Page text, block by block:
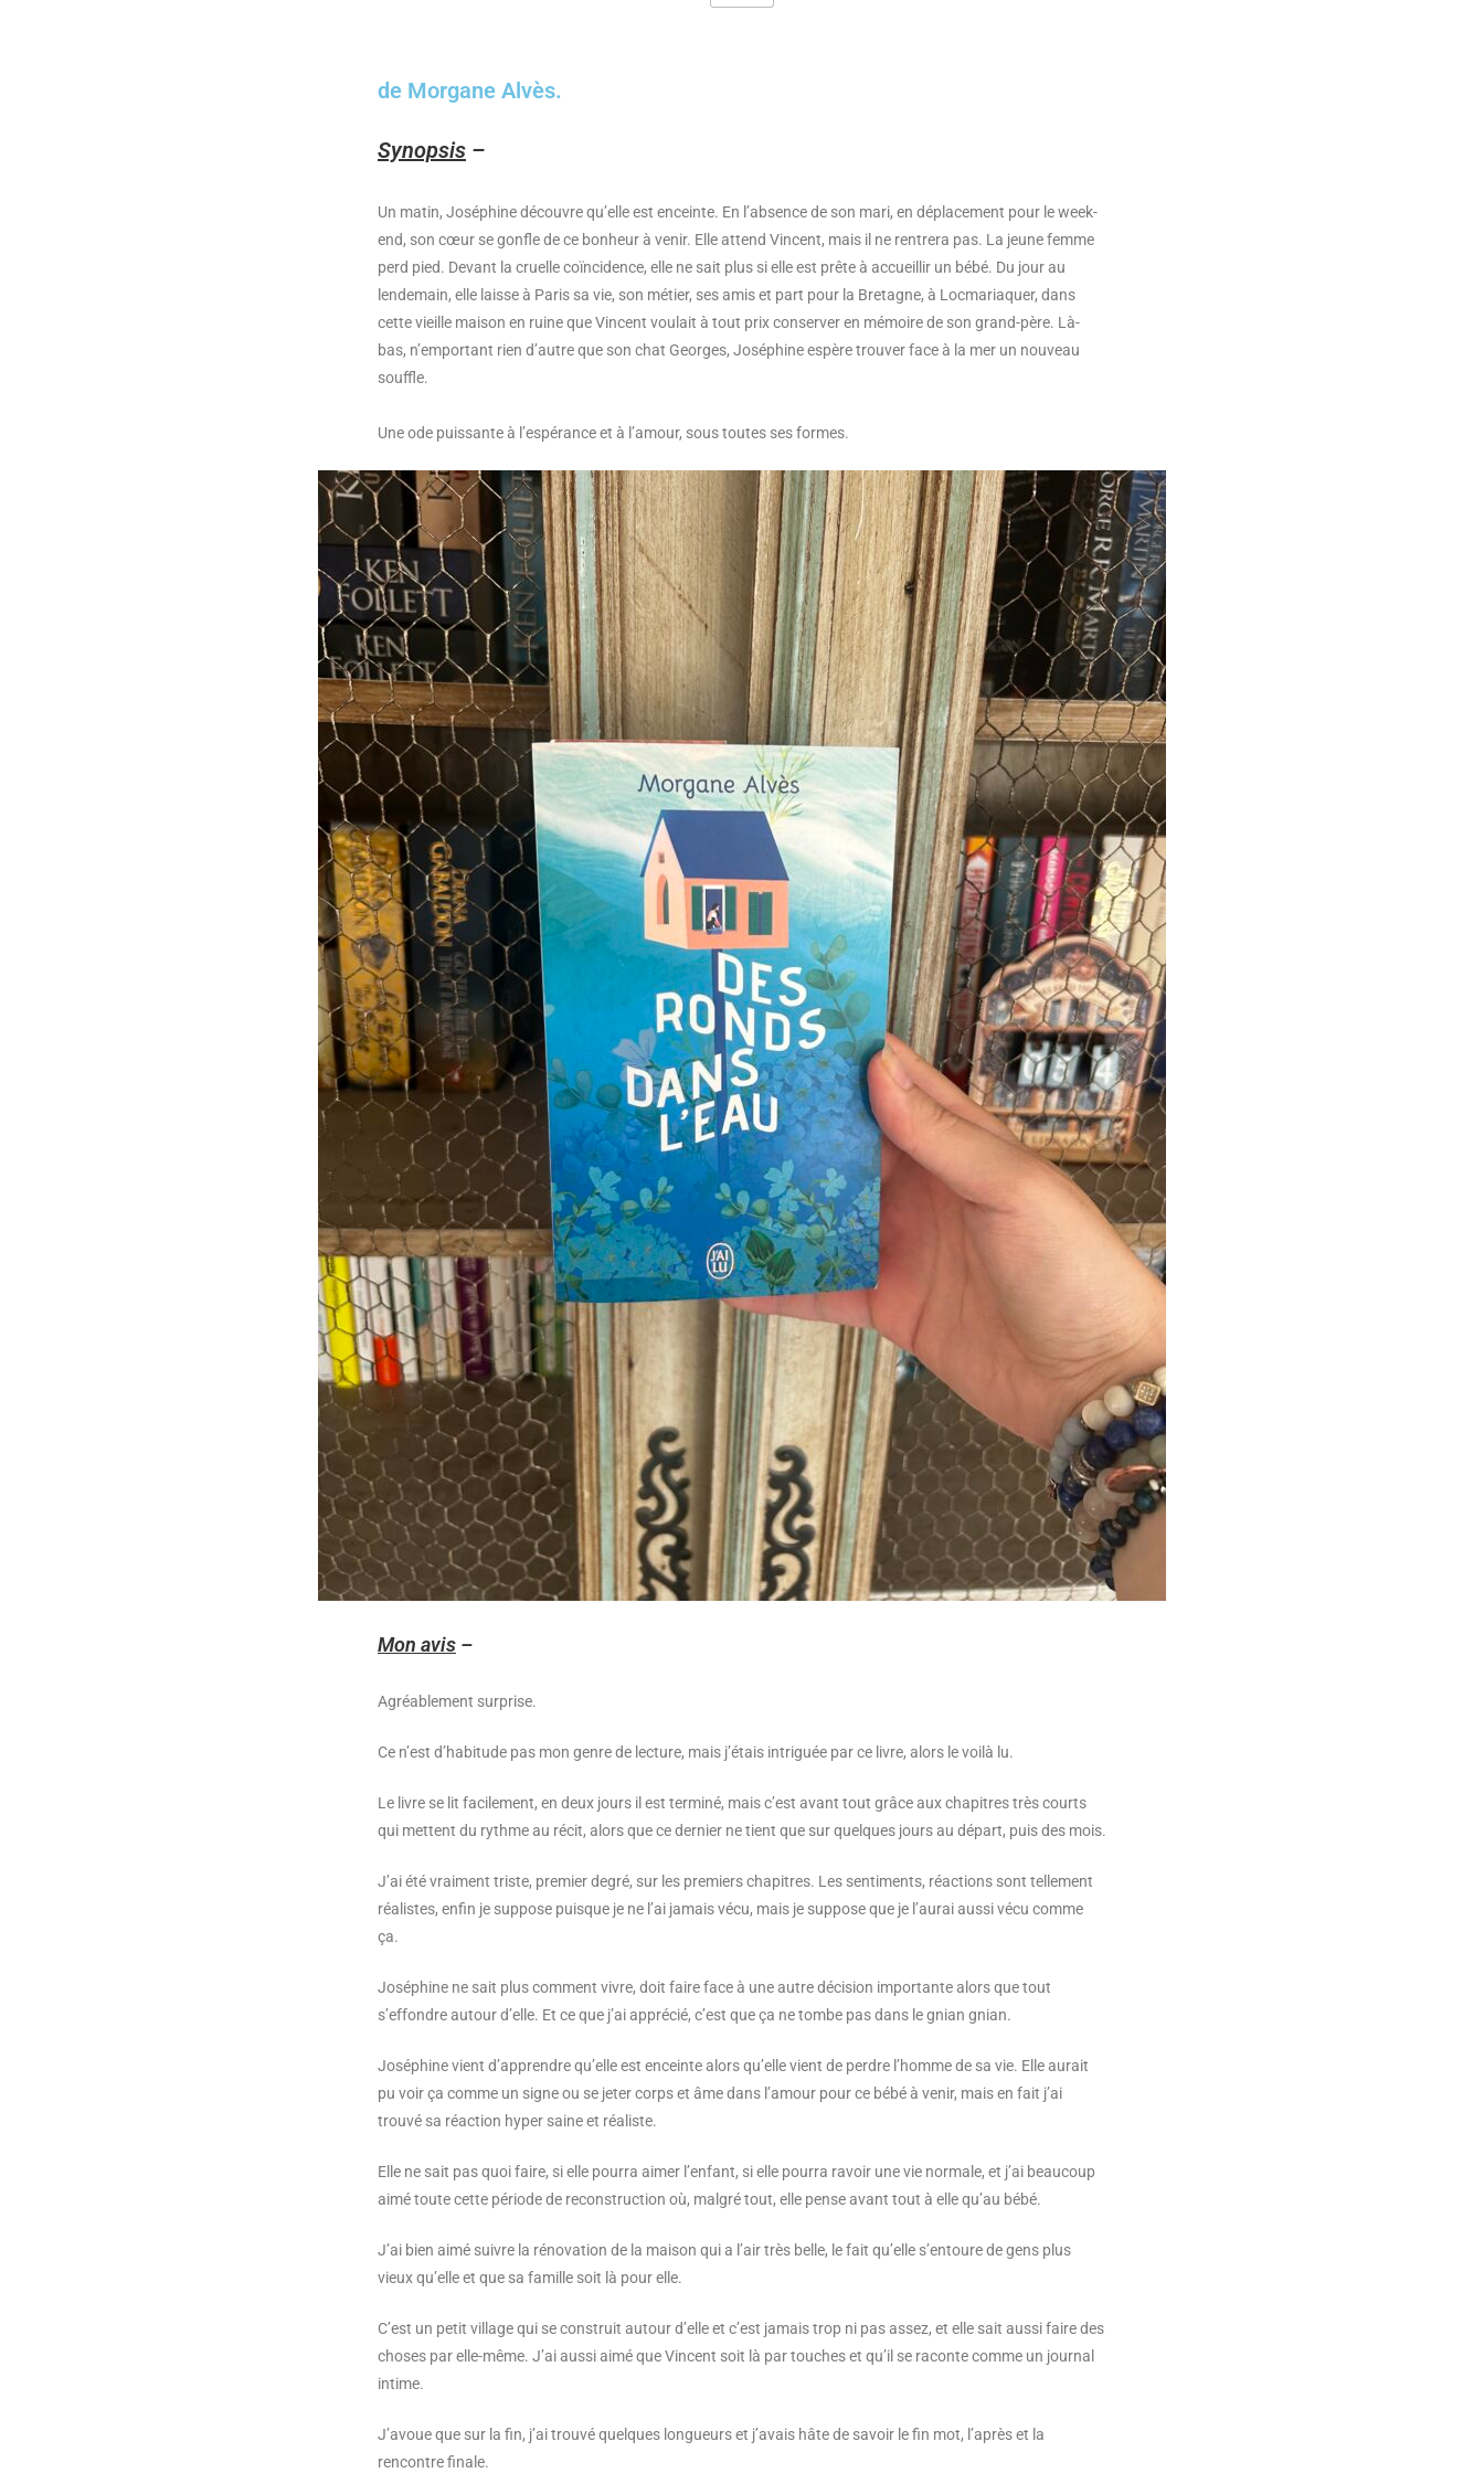
de Morgane Alvès.
Synopsis –
Un matin, Joséphine découvre qu’elle est enceinte. En l’absence de son mari, en déplacement pour le week-
end, son cœur se gonfle de ce bonheur à venir. Elle attend Vincent, mais il ne rentrera pas. La jeune femme
perd pied. Devant la cruelle coïncidence, elle ne sait plus si elle est prête à accueillir un bébé. Du jour au
lendemain, elle laisse à Paris sa vie, son métier, ses amis et part pour la Bretagne, à Locmariaquer, dans
cette vieille maison en ruine que Vincent voulait à tout prix conserver en mémoire de son grand-père. Là-
bas, n’emportant rien d’autre que son chat Georges, Joséphine espère trouver face à la mer un nouveau
souffle.
Une ode puissante à l’espérance et à l’amour, sous toutes ses formes.
Mon avis –
Agréablement surprise.
Ce n’est d’habitude pas mon genre de lecture, mais j’étais intriguée par ce livre, alors le voilà lu.
Le livre se lit facilement, en deux jours il est terminé, mais c’est avant tout grâce aux chapitres très courts
qui mettent du rythme au récit, alors que ce dernier ne tient que sur quelques jours au départ, puis des mois.
J’ai été vraiment triste, premier degré, sur les premiers chapitres. Les sentiments, réactions sont tellement
réalistes, enfin je suppose puisque je ne l’ai jamais vécu, mais je suppose que je l’aurai aussi vécu comme
ça.
Joséphine ne sait plus comment vivre, doit faire face à une autre décision importante alors que tout
s’effondre autour d’elle. Et ce que j’ai apprécié, c’est que ça ne tombe pas dans le gnian gnian.
Joséphine vient d’apprendre qu’elle est enceinte alors qu’elle vient de perdre l’homme de sa vie. Elle aurait
pu voir ça comme un signe ou se jeter corps et âme dans l’amour pour ce bébé à venir, mais en fait j’ai
trouvé sa réaction hyper saine et réaliste.
Elle ne sait pas quoi faire, si elle pourra aimer l’enfant, si elle pourra ravoir une vie normale, et j’ai beaucoup
aimé toute cette période de reconstruction où, malgré tout, elle pense avant tout à elle qu’au bébé.
J’ai bien aimé suivre la rénovation de la maison qui a l’air très belle, le fait qu’elle s’entoure de gens plus
vieux qu’elle et que sa famille soit là pour elle.
C’est un petit village qui se construit autour d’elle et c’est jamais trop ni pas assez, et elle sait aussi faire des
choses par elle-même. J’ai aussi aimé que Vincent soit là par touches et qu’il se raconte comme un journal
intime.
J’avoue que sur la fin, j’ai trouvé quelques longueurs et j’avais hâte de savoir le fin mot, l’après et la
rencontre finale.